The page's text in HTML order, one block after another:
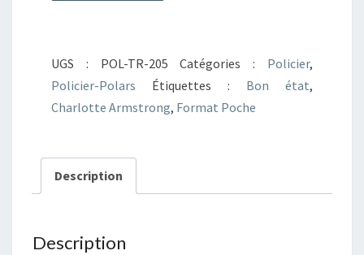
le
chocolat
UGS : POL-TR-205 Catégories : Policier,
Policier-Polars
Étiquettes : Bon état,
Charlotte Armstrong, Format Poche
Description
Description